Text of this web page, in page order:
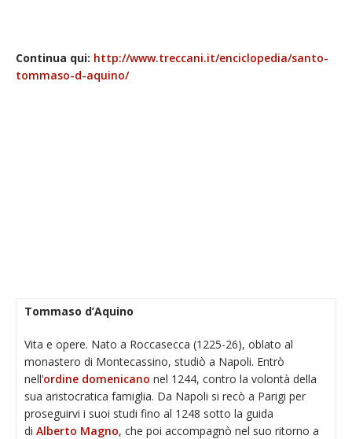
Continua qui: http://www.treccani.it/enciclopedia/santo-
tommaso-d-aquino/
Tommaso d’Aquino
Vita e opere. Nato a Roccasecca (1225-26), oblato al
monastero di Montecassino, studiò a Napoli. Entrò
nell’ordine domenicano nel 1244, contro la volontà della
sua aristocratica famiglia. Da Napoli si recò a Parigi per
proseguirvi i suoi studi fino al 1248 sotto la guida
di Alberto Magno, che poi accompagnò nel suo ritorno a